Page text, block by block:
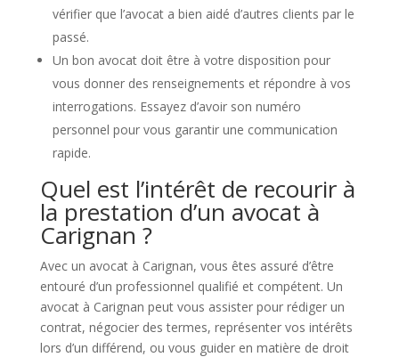
vérifier que l’avocat a bien aidé d’autres clients par le
passé.
Un bon avocat doit être à votre disposition pour
vous donner des renseignements et répondre à vos
interrogations. Essayez d’avoir son numéro
personnel pour vous garantir une communication
rapide.
Quel est l’intérêt de recourir à
la prestation d’un avocat à
Carignan ?
Avec un avocat à Carignan, vous êtes assuré d’être
entouré d’un professionnel qualifié et compétent. Un
avocat à Carignan peut vous assister pour rédiger un
contrat, négocier des termes, représenter vos intérêts
lors d’un différend, ou vous guider en matière de droit